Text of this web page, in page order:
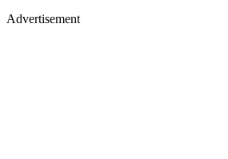
Advertisement